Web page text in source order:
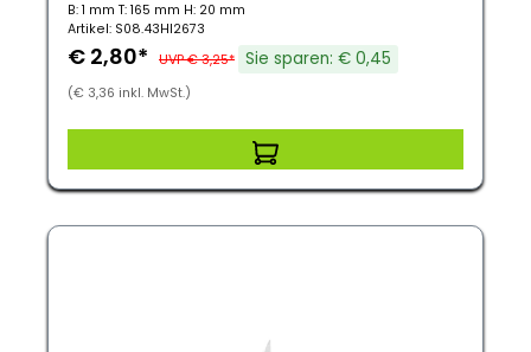
B: 1 mm T: 165 mm H: 20 mm
Artikel: S08.43HI2673
€ 2,80* UVP € 3,25* Sie sparen: € 0,45
(€ 3,36 inkl. MwSt.)